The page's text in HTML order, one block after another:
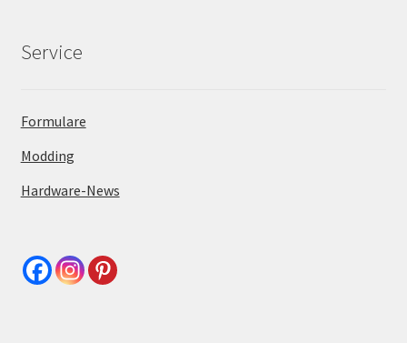
Service
Formulare
Modding
Hardware-News